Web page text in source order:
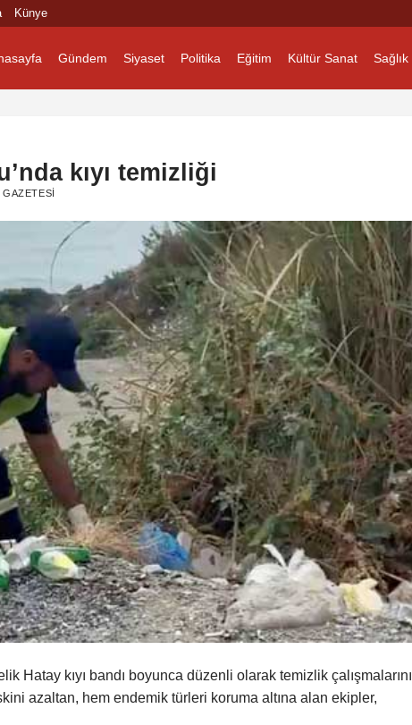
Künye
Gündem Siyaset Politika Eğitim Kültür Sanat Sağlık
kıyı temizliği
GAZETESI
Hatay kıyı bandı boyunca düzenli olarak temizlik çalışmalarını
azaltan, hem endemik türleri koruma altına alan ekipler,